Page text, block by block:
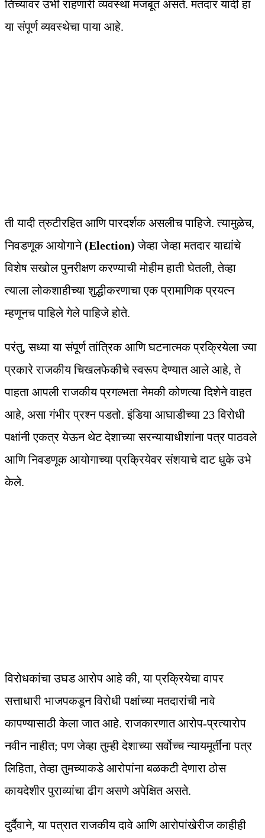
तिच्यावर उभी राहणारी व्यवस्था मजबूत असते. मतदार यादी हा
या संपूर्ण व्यवस्थेचा पाया आहे.
ती यादी त्रुटीरहित आणि पारदर्शक असलीच पाहिजे. त्यामुळेच,
निवडणूक आयोगाने(Election)जेव्हा जेव्हा मतदार याद्यांचे
विशेष सखोल पुनरीक्षण करण्याची मोहीम हाती घेतली, तेव्हा
त्याला लोकशाहीच्या शुद्धीकरणाचा एक प्रामाणिक प्रयत्न
म्हणूनच पाहिले गेले पाहिजे होते.
परंतु, सध्या या संपूर्ण तांत्रिक आणि घटनात्मक प्रक्रियेला ज्या
प्रकारे राजकीय चिखलफेकीचे स्वरूप देण्यात आले आहे, ते
पाहता आपली राजकीय प्रगल्भता नेमकी कोणत्या दिशेने वाहत
आहे, असा गंभीर प्रश्न पडतो. इंडिया आघाडीच्या 23 विरोधी
पक्षांनी एकत्र येऊन थेट देशाच्या सरन्यायाधीशांना पत्र पाठवले
आणि निवडणूक आयोगाच्या प्रक्रियेवर संशयाचे दाट धुके उभे
केले.
विरोधकांचा उघड आरोप आहे की, या प्रक्रियेचा वापर
सत्ताधारी भाजपकडून विरोधी पक्षांच्या मतदारांची नावे
कापण्यासाठी केला जात आहे. राजकारणात आरोप-प्रत्यारोप
नवीन नाहीत; पण जेव्हा तुम्ही देशाच्या सर्वोच्च न्यायमूर्तींना पत्र
लिहिता, तेव्हा तुमच्याकडे आरोपांना बळकटी देणारा ठोस
कायदेशीर पुराव्यांचा ढीग असणे अपेक्षित असते.
दुर्दैवाने, या पत्रात राजकीय दावे आणि आरोपांखेरीज काहीही